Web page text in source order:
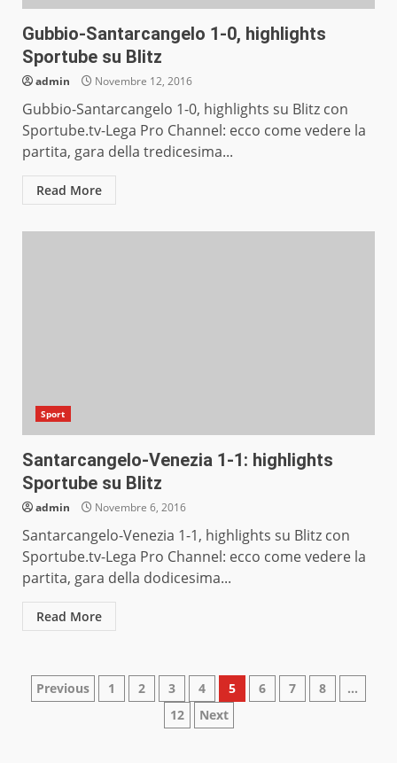
Gubbio-Santarcangelo 1-0, highlights
Sportube su Blitz
admin Novembre 12, 2016
Gubbio-Santarcangelo 1-0, highlights su Blitz con
Sportube.tv-Lega Pro Channel: ecco come vedere la
partita, gara della tredicesima...
Read More
Sport
Santarcangelo-Venezia 1-1: highlights
Sportube su Blitz
admin Novembre 6, 2016
Santarcangelo-Venezia 1-1, highlights su Blitz con
Sportube.tv-Lega Pro Channel: ecco come vedere la
partita, gara della dodicesima...
Read More
Paginazione
Previous 1 2 3 4 5 6 7 8
…
12
Next